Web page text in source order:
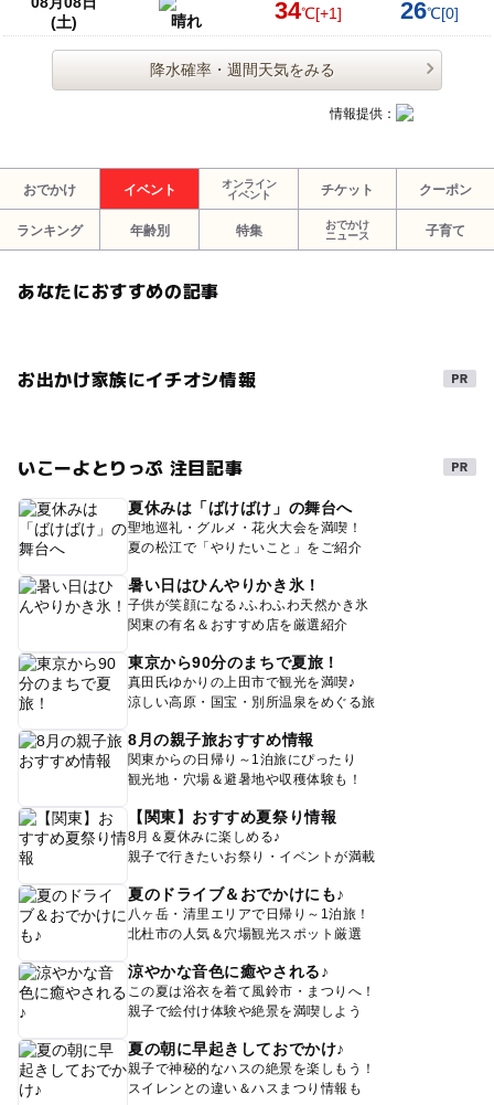
(土)
晴れ 34℃[+1] 26℃[0]
降水確率・週間天気をみる
情報提供：
おでかけ イベント
オンライン
イベント
チケット クーポン
ランキング 年齢別 特集
おでかけ
ニュース
子育て
あなたにおすすめの記事
お出かけ家族にイチオシ情報
いこーよとりっぷ 注目記事
夏休みは「ばけばけ」の舞台へ
聖地巡礼・グルメ・花火大会を満喫！
夏の松江で「やりたいこと」をご紹介
暑い日はひんやりかき氷！
子供が笑顔になる♪ふわふわ天然かき氷
関東の有名＆おすすめ店を厳選紹介
東京から90分のまちで夏旅！
真田氏ゆかりの上田市で観光を満喫♪
涼しい高原・国宝・別所温泉をめぐる旅
8月の親子旅おすすめ情報
関東からの日帰り～1泊旅にぴったり
観光地・穴場＆避暑地や収穫体験も！
【関東】おすすめ夏祭り情報
8月＆夏休みに楽しめる♪
親子で行きたいお祭り・イベントが満載
夏のドライブ＆おでかけにも♪
八ヶ岳・清里エリアで日帰り～1泊旅！
北杜市の人気＆穴場観光スポット厳選
涼やかな音色に癒やされる♪
この夏は浴衣を着て風鈴市・まつりへ！
親子で絵付け体験や絶景を満喫しよう
夏の朝に早起きしておでかけ♪
親子で神秘的なハスの絶景を楽しもう！
スイレンとの違い＆ハスまつり情報も